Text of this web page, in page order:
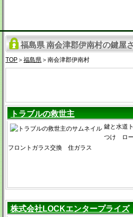
福島県 南会津郡伊南村の鍵屋
TOP ＞ 福島県 ＞南会津郡伊南村
トラブルの救世主
鍵と水道
つけ ロ
フロントガラス交換 住ガラス
株式会社LOCKエンタープライズ